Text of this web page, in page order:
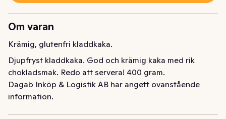
Om varan
Krämig, glutenfri kladdkaka.
Djupfryst kladdkaka. God och krämig kaka med rik
chokladsmak. Redo att servera! 400 gram.
Dagab Inköp & Logistik AB har angett ovanstående
information.